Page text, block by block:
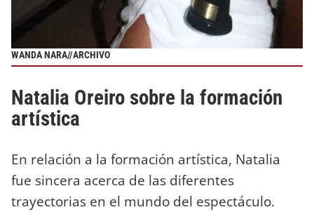
WANDA NARA//ARCHIVO
Natalia Oreiro sobre la formación
artística
En relación a la formación artística, Natalia
fue sincera acerca de las diferentes
trayectorias en el mundo del espectáculo.